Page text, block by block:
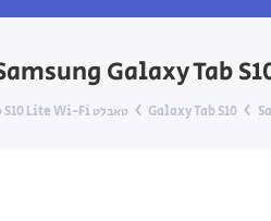
Galaxy Tab S10 טאבלט Samsung Galaxy Tab S10 Lite Wi-Fi ‏10.9"‏ 8GB+256GB בצבע כסף